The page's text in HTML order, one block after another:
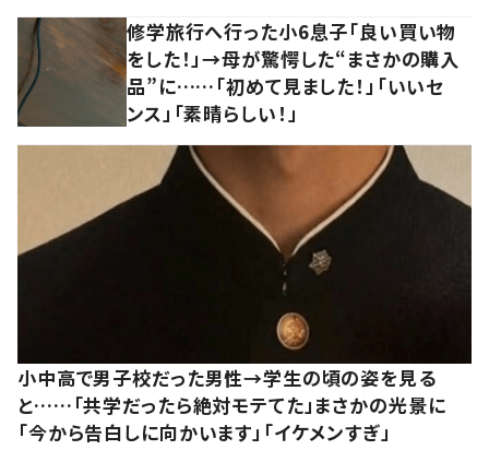
修学旅行へ行った小6息子「良い買い物
をした！」→母が驚愕した“まさかの購入
品”に……「初めて見ました！」「いいセ
ンス」「素晴らしい！」
小中高で男子校だった男性→学生の頃の姿を見る
と……「共学だったら絶対モテてた」まさかの光景に
「今から告白しに向かいます」「イケメンすぎ」